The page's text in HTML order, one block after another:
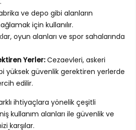
ve depo gibi alanların
için kullanılır.
oyun alanları ve spor sahalarında
Yerler:Cezaevleri, askeri
yüksek güvenlik gerektiren yerlerde
edilir.
ihtiyaçlara yönelik çeşitli
kullanım alanları ile güvenlik ve
karşılar.